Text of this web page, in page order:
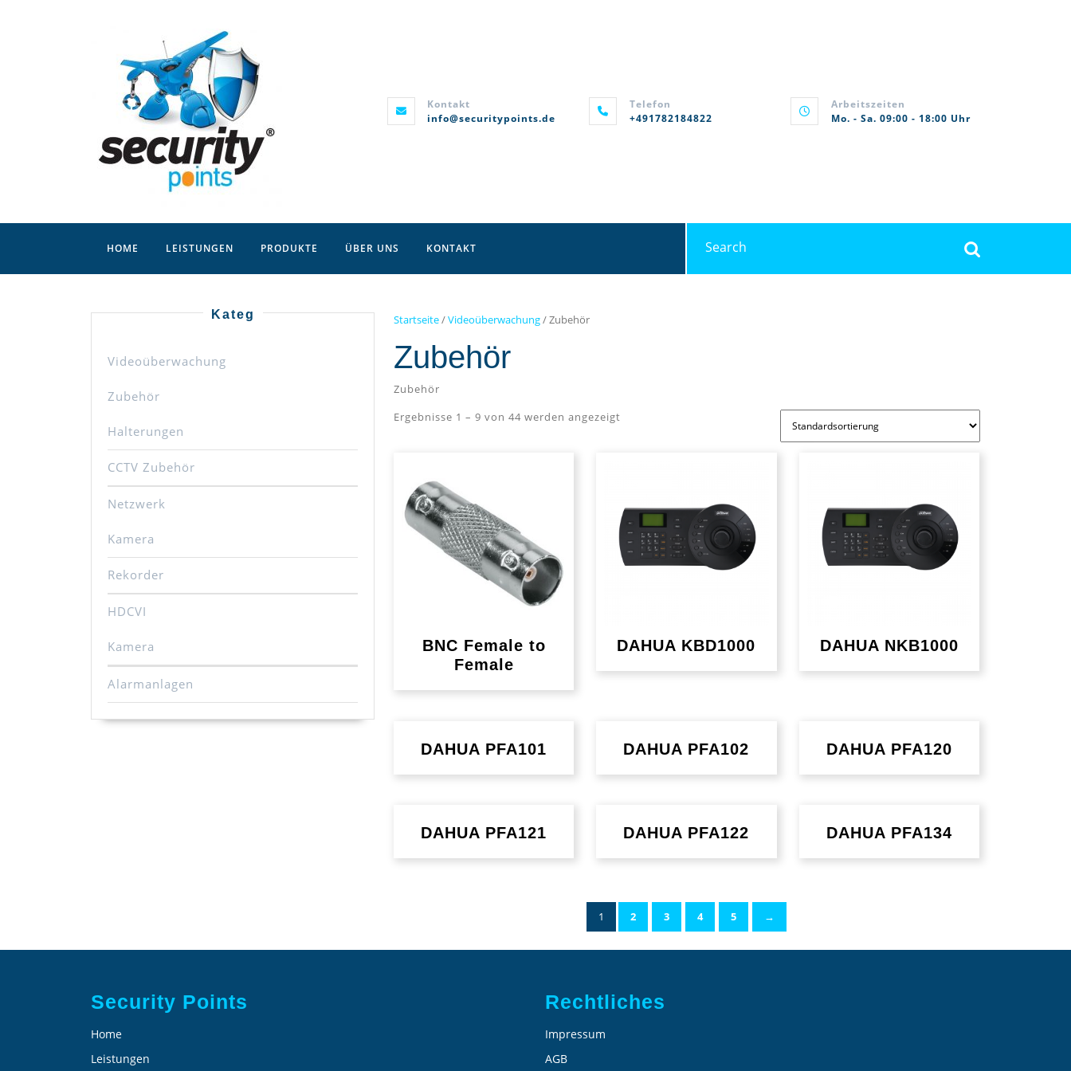
Kontakt
info@securitypoints.de
Telefon
+491782184822
Arbeitszeiten
Mo. - Sa. 09:00 - 18:00 Uhr
HOME LEISTUNGEN PRODUKTE ÜBER UNS KONTAKT
for:
Kateg
Videoüberwachung
Zubehör
Halterungen
CCTV Zubehör
Netzwerk
Kamera
Rekorder
HDCVI
Kamera
Alarmanlagen
Startseite/Videoüberwachung/ Zubehör
Zubehör
Zubehör
Ergebnisse 1 – 9 von 44 werden angezeigt
BNC Female to
Female
DAHUA KBD1000 DAHUA NKB1000
DAHUA PFA101 DAHUA PFA102 DAHUA PFA120
DAHUA PFA121 DAHUA PFA122 DAHUA PFA134
1 2 3 4 5 →
Security Points
Home
Leistungen
Rechtliches
Impressum
AGB